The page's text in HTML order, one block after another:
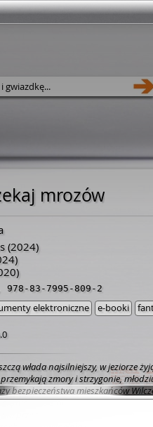
mrozów
(2024)
978-83-7995-809-2
elektroniczne e-booki
włada najsilniejszy, w jeziorze
zmory i strzygonie,
bezpieczeństwa mieszkańców
nie tylko z bogami czy
przeciwnikami: samotnością,